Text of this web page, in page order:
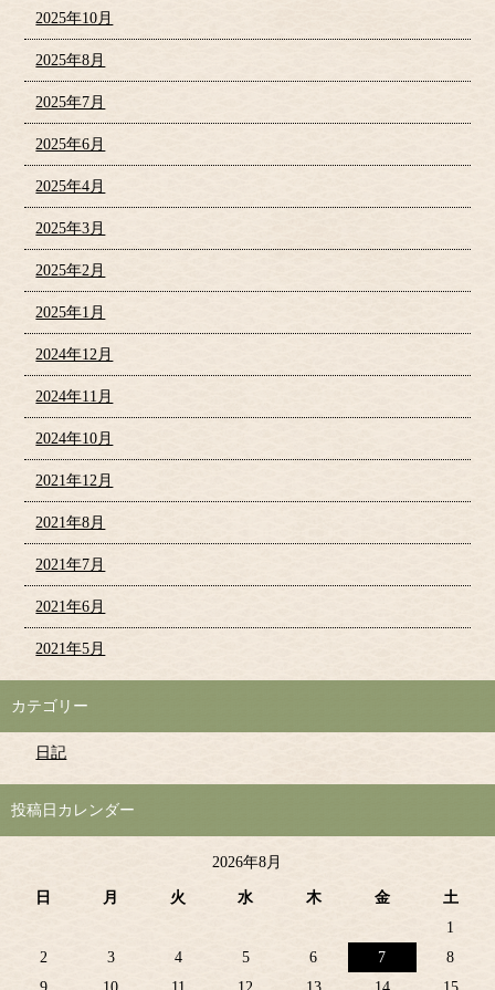
2025年10月
2025年8月
2025年7月
2025年6月
2025年4月
2025年3月
2025年2月
2025年1月
2024年12月
2024年11月
2024年10月
2021年12月
2021年8月
2021年7月
2021年6月
2021年5月
カテゴリー
日記
投稿日カレンダー
2026年8月
日 月 火 水 木 金
土
1
2
3 4 5 6 7
8